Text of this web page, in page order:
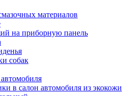
материалов
на приборную панель
собак
в салон автомобиля из экокожи